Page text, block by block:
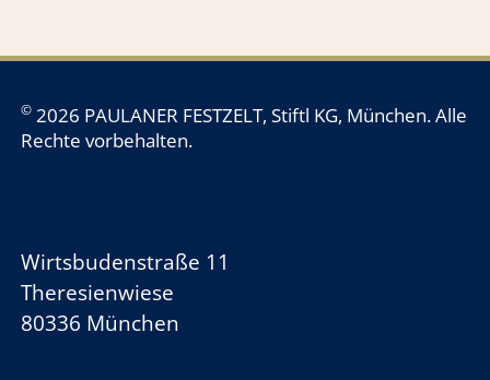
© 2026 PAULANER FESTZELT, Stiftl KG, München. Alle
Rechte vorbehalten.
Wirtsbudenstraße 11
Theresienwiese
80336 München